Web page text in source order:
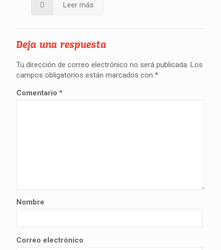
Leer más
Deja una respuesta
Tu dirección de correo electrónico no será publicada. Los
campos obligatorios están marcados con *
Comentario *
Nombre
Correo electrónico